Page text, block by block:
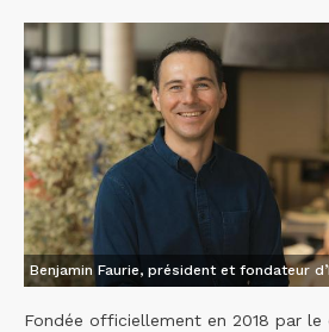
Benjamin Faurie, président et fondateur
Fondée officiellement en 2018 par le